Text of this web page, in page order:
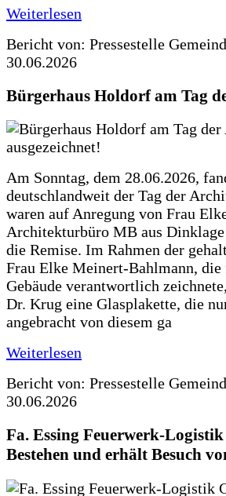
Weiterlesen
Bericht von: Pressestelle
30.06.2026
Bürgerhaus Holdorf am Tag
Am Sonntag, dem 28.06.2026,
deutschlandweit der Tag der
waren auf Anregung von Frau
Architekturbüro MB aus
die Remise. Im Rahmen der
Frau Elke Meinert-Bahlmann,
Gebäude verantwortlich
Dr. Krug eine Glasplakette, die
angebracht von diesem ga
Weiterlesen
Bericht von: Pressestelle
30.06.2026
Fa. Essing Feuerwerk-
Bestehen und erhält Besuch